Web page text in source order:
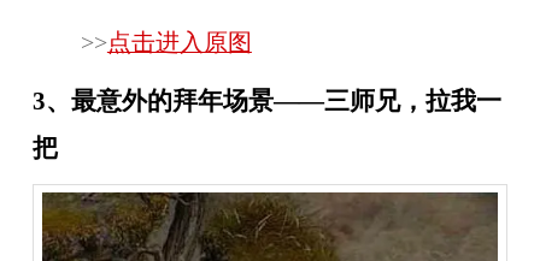
>>点击进入原图
3、最意外的拜年场景——三师兄，拉我一
把